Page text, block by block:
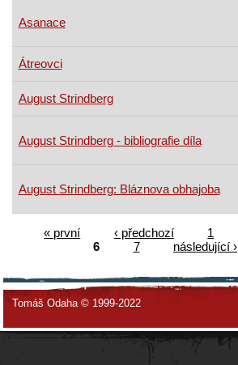
Asanace
Átreovci
August Strindberg
August Strindberg - bibliografie díla
August Strindberg: Bláznova obhajoba
« první ‹ předchozí 1
6
7 následující ›
Tomáš Odaha © 1999-2022